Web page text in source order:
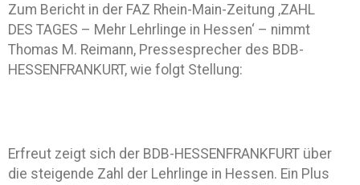
Zum Bericht in der FAZ Rhein-Main-Zeitung ‚ZAHL
DES TAGES – Mehr Lehrlinge in Hessen‘ – nimmt
Thomas M. Reimann, Pressesprecher des BDB-
HESSENFRANKURT, wie folgt Stellung:
Erfreut zeigt sich der BDB-HESSENFRANKFURT über
die steigende Zahl der Lehrlinge in Hessen. Ein Plus